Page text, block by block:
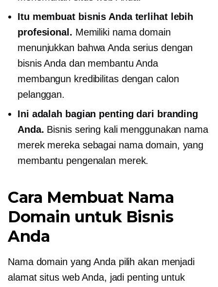
Itu membuat bisnis Anda terlihat lebih
profesional. Memiliki nama domain
menunjukkan bahwa Anda serius dengan
bisnis Anda dan membantu Anda
membangun kredibilitas dengan calon
pelanggan.
Ini adalah bagian penting dari branding
Anda. Bisnis sering kali menggunakan nama
merek mereka sebagai nama domain, yang
membantu pengenalan merek.
Cara Membuat Nama
Domain untuk Bisnis
Anda
Nama domain yang Anda pilih akan menjadi
alamat situs web Anda, jadi penting untuk